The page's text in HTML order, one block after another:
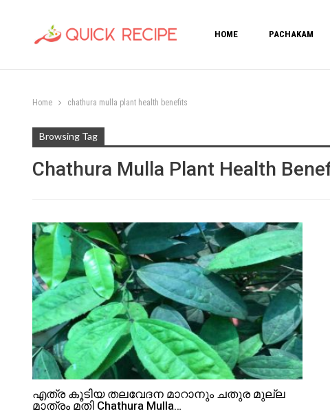
HOME PACHAKAM
Home chathura mulla plant health benefits
Browsing Tag
Chathura Mulla Plant Health
എത്ര കൂടിയ തലവേദന മാറാനും ചതുര മുല്ല
മാത്രം മതി Chathura Mulla…